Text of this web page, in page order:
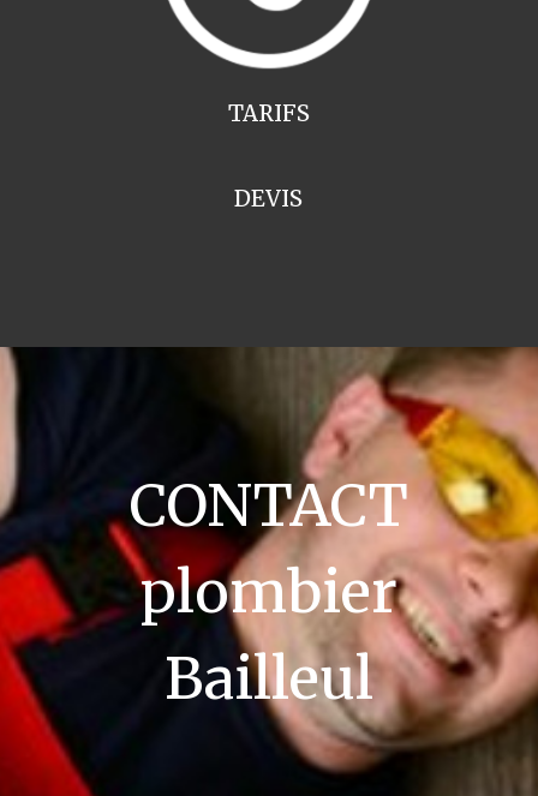
TARIFS
DEVIS
CONTACT
plombier
Bailleul